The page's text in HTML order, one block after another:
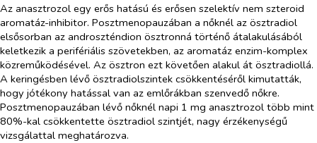
Az anasztrozol egy erős hatású és erősen szelektív nem szteroid
aromatáz-inhibitor. Posztmenopauzában a nőknél az ösztradiol
elsősorban az androszténdion ösztronná történő átalakulásából
keletkezik a perifériális szövetekben, az aromatáz enzim-komplex
közreműködésével. Az ösztron ezt követően alakul át ösztradiollá.
A keringésben lévő ösztradiolszintek csökkentéséről kimutatták,
hogy jótékony hatással van az emlőrákban szenvedő nőkre.
Posztmenopauzában lévő nőknél napi 1 mg anasztrozol több mint
80%-kal csökkentette ösztradiol szintjét, nagy érzékenységű
vizsgálattal meghatározva.